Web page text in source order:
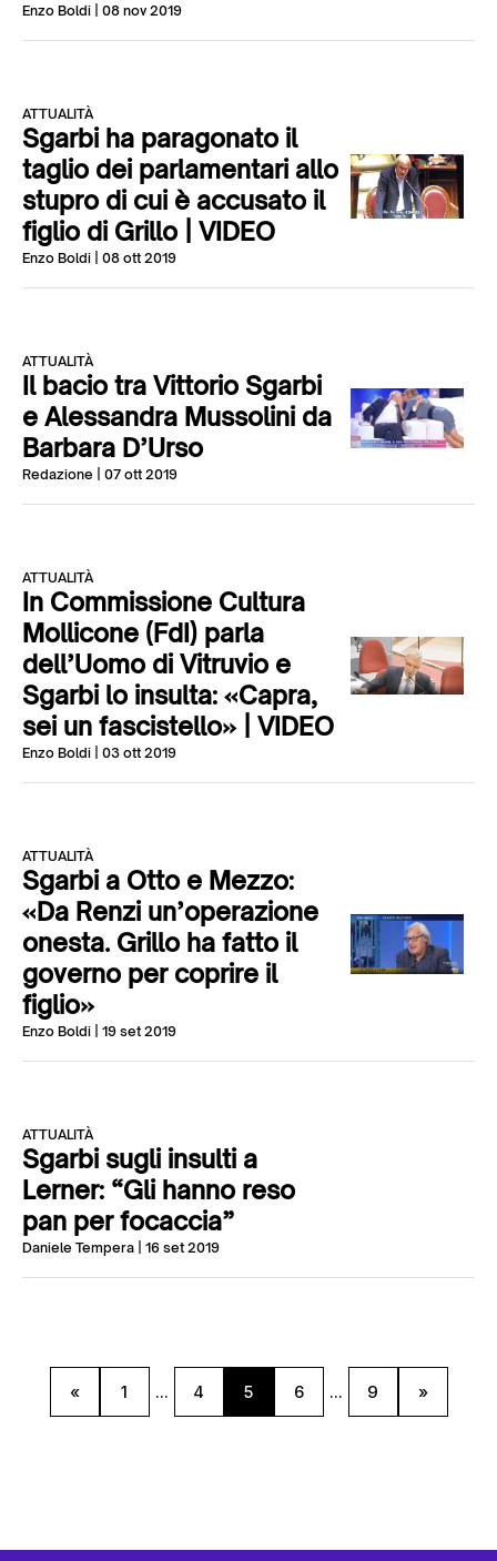
Enzo Boldi | 08 nov 2019
ATTUALITÀ
Sgarbi ha paragonato il
taglio dei parlamentari allo
stupro di cui è accusato il
figlio di Grillo | VIDEO
Enzo Boldi | 08 ott 2019
ATTUALITÀ
Il bacio tra Vittorio Sgarbi
e Alessandra Mussolini da
Barbara D’Urso
Redazione | 07 ott 2019
ATTUALITÀ
In Commissione Cultura
Mollicone (FdI) parla
dell’Uomo di Vitruvio e
Sgarbi lo insulta: «Capra,
sei un fascistello» | VIDEO
Enzo Boldi | 03 ott 2019
ATTUALITÀ
Sgarbi a Otto e Mezzo:
«Da Renzi un’operazione
onesta. Grillo ha fatto il
governo per coprire il
figlio»
Enzo Boldi | 19 set 2019
ATTUALITÀ
Sgarbi sugli insulti a
Lerner: “Gli hanno reso
pan per focaccia”
Daniele Tempera | 16 set 2019
« 1 ... 4 5 6 ... 9 »